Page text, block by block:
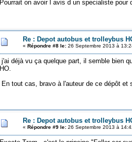
Pourrait on avoir l avis d un specialiste
Re : Depot autobus et trolleybus
« Répondre #8 le:26 Septembre 2013 à
j'ai déjà vu ça quelque part, il semble bien
HO.
En tout cas, bravo à l'auteur de ce dépôt et
Re : Depot autobus et trolleybus
« Répondre #9 le:26 Septembre 2013 à